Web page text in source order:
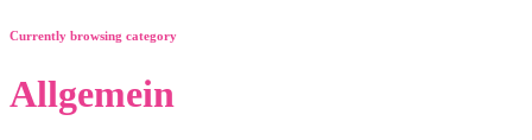
Currently browsing category
Allgemein